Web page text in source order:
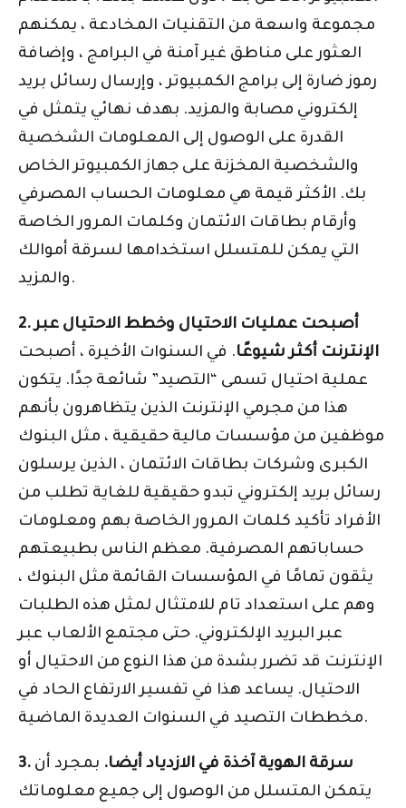
مجموعة واسعة من التقنيات المخادعة ، يمكنهم
العثور على مناطق غير آمنة في البرامج ، وإضافة
رموز ضارة إلى برامج الكمبيوتر ، وإرسال رسائل بريد
إلكتروني مصابة والمزيد. بهدف نهائي يتمثل في
القدرة على الوصول إلى المعلومات الشخصية
والشخصية المخزنة على جهاز الكمبيوتر الخاص
بك. الأكثر قيمة هي معلومات الحساب المصرفي
وأرقام بطاقات الائتمان وكلمات المرور الخاصة
التي يمكن للمتسلل استخدامها لسرقة أموالك
والمزيد.
2. أصبحت عمليات الاحتيال وخطط الاحتيال عبر
الإنترنت أكثر شيوعًا. في السنوات الأخيرة ، أصبحت
عملية احتيال تسمى “التصيد” شائعة جدًا. يتكون
هذا من مجرمي الإنترنت الذين يتظاهرون بأنهم
موظفين من مؤسسات مالية حقيقية ، مثل البنوك
الكبرى وشركات بطاقات الائتمان ، الذين يرسلون
رسائل بريد إلكتروني تبدو حقيقية للغاية تطلب من
الأفراد تأكيد كلمات المرور الخاصة بهم ومعلومات
حساباتهم المصرفية. معظم الناس بطبيعتهم
يثقون تمامًا في المؤسسات القائمة مثل البنوك ،
وهم على استعداد تام للامتثال لمثل هذه الطلبات
عبر البريد الإلكتروني. حتى مجتمع الألعاب عبر
الإنترنت قد تضرر بشدة من هذا النوع من الاحتيال أو
الاحتيال. يساعد هذا في تفسير الارتفاع الحاد في
مخططات التصيد في السنوات العديدة الماضية.
3. سرقة الهوية آخذة في الازدياد أيضا. بمجرد أن
يتمكن المتسلل من الوصول إلى جميع معلوماتك